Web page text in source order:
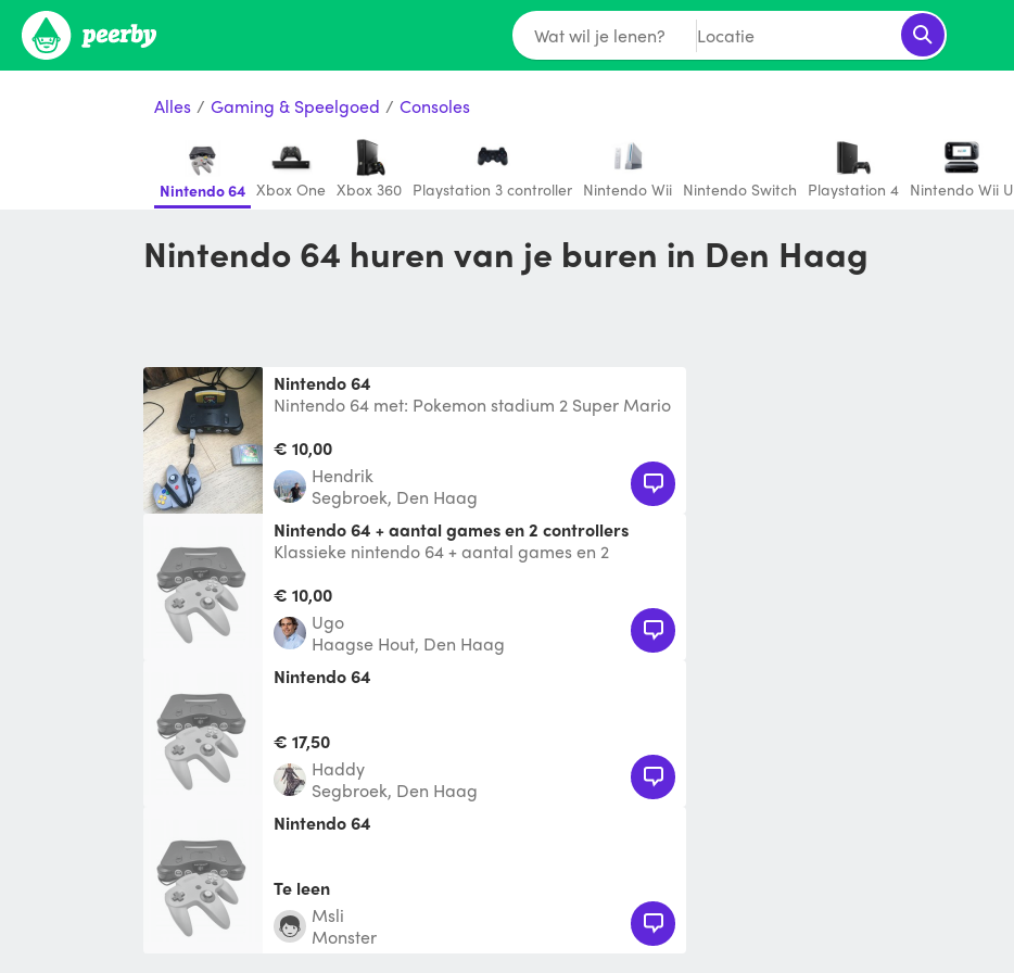
Wat wil je lenen? Locatie
Alles / Gaming & Speelgoed / Consoles
Nintendo 64 Xbox One Xbox 360 Playstation 3 controller Nintendo Wii Nintendo Switch Playstation 4 Nintendo Wii U
Nintendo 64 huren van je buren in Den Haag
Nintendo 64
Nintendo 64 met: Pokemon stadium 2 Super Mario
€ 10,00
Hendrik
Segbroek, Den Haag
nintendo 64 + aantal games en 2 controllers
Klassieke nintendo 64 + aantal games en 2
€ 10,00
Ugo
Haagse Hout, Den Haag
nintendo 64
€ 17,50
Haddy
Segbroek, Den Haag
Nintendo 64
Te leen
Msli
Monster